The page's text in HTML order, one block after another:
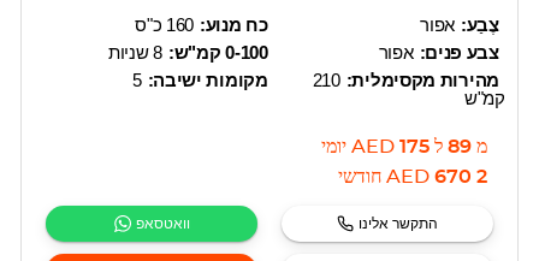
כח מנוע: 160 כ"ס
0-100 קמ"ש:
8 שניות
מקומות ישיבה: 5
צֶבַע: אפור
צבע פנים: אפור
מהירות מקסימלית: 210
קמ"ש
מ 89 ל 175
AED יומי
2 670
AED חודשי
וואטסאפ התקשר אלינו